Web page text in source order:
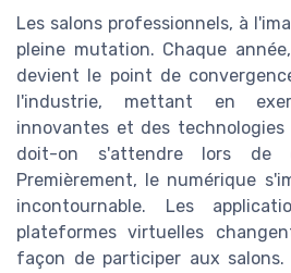
Les salons professionnels, à
pleine mutation. Chaque
devient le point de
l'industrie, mettant en
innovantes et des technologies
doit-on s'attendre lors de
Premièrement, le numérique
incontournable. Les
plateformes virtuelles
façon de participer aux